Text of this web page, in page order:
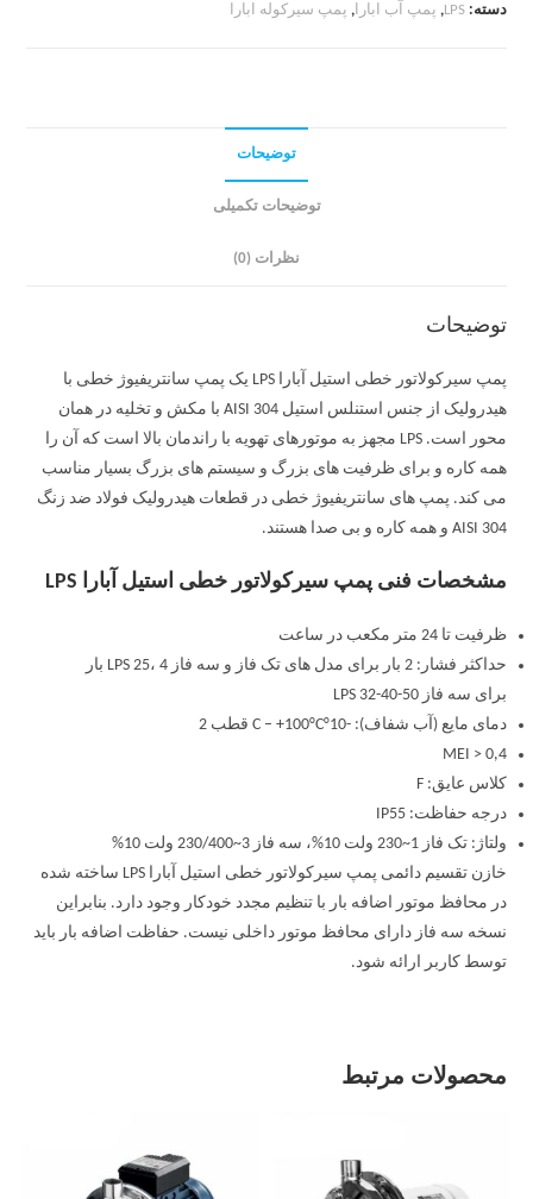
دسته:LPS
, پمپ آب ابارا, پمپ سیرکوله ابارا
توضیحات
توضیحات تکمیلی
نظرات (0)
توضیحات
پمپ سیرکولاتور خطی استیل آبارا LPS یک پمپ سانتریفیوژ خطی با
هیدرولیک از جنس استنلس استیل AISI 304 با مکش و تخلیه در همان
محور است. LPS مجهز به موتورهای تهویه با راندمان بالا است که آن را
همه کاره و برای ظرفیت های بزرگ و سیستم های بزرگ بسیار مناسب
می کند. پمپ های سانتریفیوژ خطی در قطعات هیدرولیک فولاد ضد زنگ
AISI 304 و همه کاره و بی صدا هستند.
مشخصات فنی پمپ سیرکولاتور خطی استیل آبارا LPS
ظرفیت تا 24 متر مکعب در ساعت
حداکثر فشار: 2 بار برای مدل های تک فاز و سه فاز LPS 25، 4 بار
برای سه فاز LPS 32-40-50
دمای مایع (آب شفاف): -10°C – +100°C قطب 2
MEI > 0,4
کلاس عایق: F
درجه حفاظت: IP55
ولتاژ: تک فاز 1~230 ولت 10%، سه فاز 3~230/400 ولت 10%
خازن تقسیم دائمی پمپ سیرکولاتور خطی استیل آبارا LPS ساخته شده
در محافظ موتور اضافه بار با تنظیم مجدد خودکار وجود دارد. بنابراین
نسخه سه فاز دارای محافظ موتور داخلی نیست. حفاظت اضافه بار باید
توسط کاربر ارائه شود.
محصولات مرتبط